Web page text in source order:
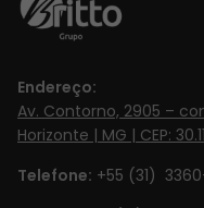
Endereço:
Av. Contorno, 2905 –
Horizonte | MG | CEP:
Telefone: +55 (31)